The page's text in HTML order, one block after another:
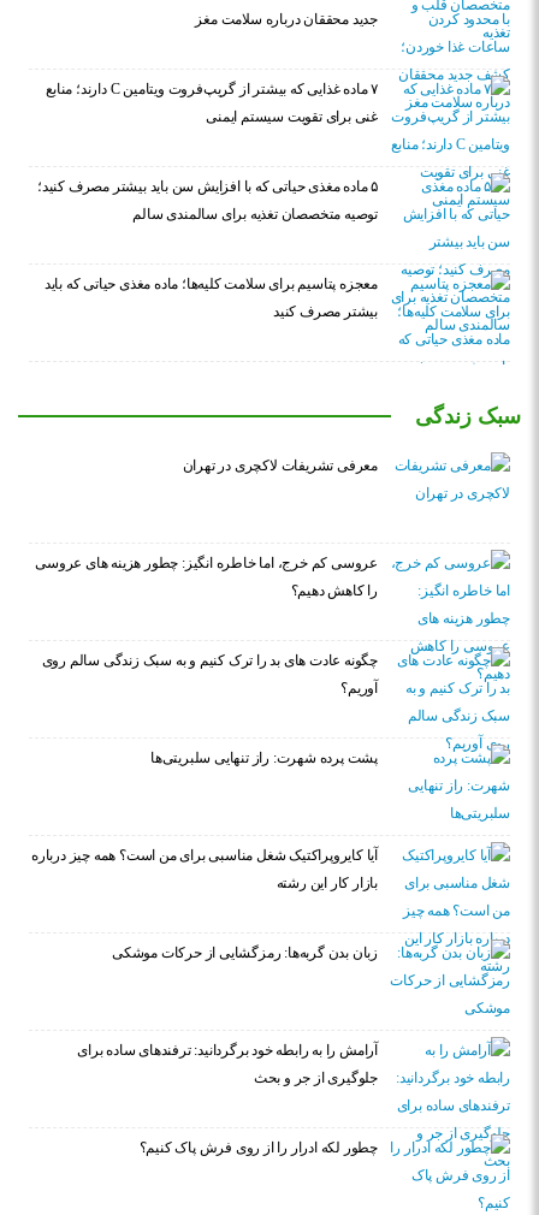
جدید محققان درباره سلامت مغز
۷ ماده غذایی که بیشتر از گریپ‌فروت ویتامین C دارند؛ منابع
غنی برای تقویت سیستم ایمنی
۵ ماده مغذی حیاتی که با افزایش سن باید بیشتر مصرف کنید؛
توصیه متخصصان تغذیه برای سالمندی سالم
معجزه پتاسیم برای سلامت کلیه‌ها؛ ماده مغذی حیاتی که باید
بیشتر مصرف کنید
سبک زندگی
معرفی تشریفات لاکچری در تهران
عروسی کم خرج، اما خاطره انگیز: چطور هزینه های عروسی
را کاهش دهیم؟
چگونه عادت‌ های بد را ترک کنیم و به سبک زندگی سالم روی
آوریم؟
پشت پرده شهرت: راز تنهایی سلبریتی‌ها
آیا کایروپراکتیک شغل مناسبی برای من است؟ همه چیز درباره
بازار کار این رشته
زبان بدن گربه‌ها: رمزگشایی از حرکات موشکی
آرامش را به رابطه خود برگردانید: ترفندهای ساده برای
جلوگیری از جر و بحث
چطور لکه ادرار را از روی فرش پاک کنیم؟